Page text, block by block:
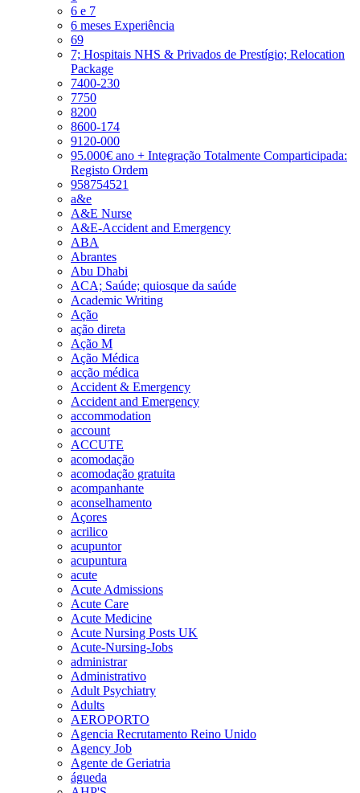
6 e 7
6 meses Experiência
69
7; Hospitais NHS & Privados de Prestígio; Relocation
Package
7400-230
7750
8200
8600-174
9120-000
95.000€ ano + Integração Totalmente Comparticipada:
Registo Ordem
958754521
a&e
A&E Nurse
A&E-Accident and Emergency
ABA
Abrantes
Abu Dhabi
ACA; Saúde; quiosque da saúde
Academic Writing
Ação
ação direta
Ação M
Ação Médica
acção médica
Accident & Emergency
Accident and Emergency
accommodation
account
ACCUTE
acomodação
acomodação gratuita
acompanhante
aconselhamento
Açores
acrilico
acupuntor
acupuntura
acute
Acute Admissions
Acute Care
Acute Medicine
Acute Nursing Posts UK
Acute-Nursing-Jobs
administrar
Administrativo
Adult Psychiatry
Adults
AEROPORTO
Agencia Recrutamento Reino Unido
Agency Job
Agente de Geriatria
águeda